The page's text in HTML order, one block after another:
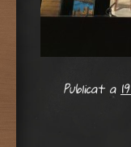
Publicat a